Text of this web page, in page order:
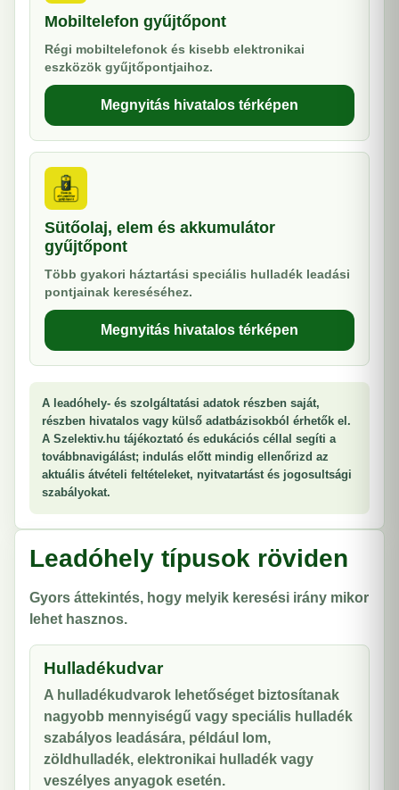
Mobiltelefon gyűjtőpont
Régi mobiltelefonok és kisebb elektronikai
eszközök gyűjtőpontjaihoz.
Megnyitás hivatalos térképen
Sütőolaj, elem és akkumulátor
gyűjtőpont
Több gyakori háztartási speciális hulladék leadási
pontjainak kereséséhez.
Megnyitás hivatalos térképen
A leadóhely- és szolgáltatási adatok részben saját,
részben hivatalos vagy külső adatbázisokból érhetők el.
A Szelektiv.hu tájékoztató és edukációs céllal segíti a
továbbnavigálást; indulás előtt mindig ellenőrizd az
aktuális átvételi feltételeket, nyitvatartást és jogosultsági
szabályokat.
Leadóhely típusok röviden
Gyors áttekintés, hogy melyik keresési irány mikor
lehet hasznos.
Hulladékudvar
A hulladékudvarok lehetőséget biztosítanak
nagyobb mennyiségű vagy speciális hulladék
szabályos leadására, például lom,
zöldhulladék, elektronikai hulladék vagy
veszélyes anyagok esetén.